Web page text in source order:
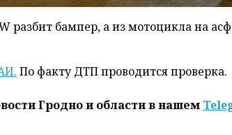
разбит бампер, а из мотоцикла на
По факту ДТП проводится проверка.
Гродно и области в нашем